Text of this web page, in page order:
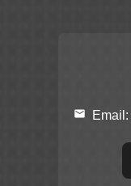
email Email: